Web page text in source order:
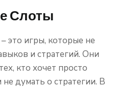
Слоты
это игры, которые не
и стратегий. Они
кто хочет просто
думать о стратегии. В